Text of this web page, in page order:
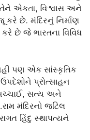
એકતા, વિશ્વાસ અને
કરે છે. મંદિરનું નિર્માણ
છે જે ભારતના વિવિધ
પણ એક સાંસ્કૃતિક
પ્રોત્સાહન
સત્ય અને
મંદિરનો જટિલ
હિંદુ સ્થાપત્યને